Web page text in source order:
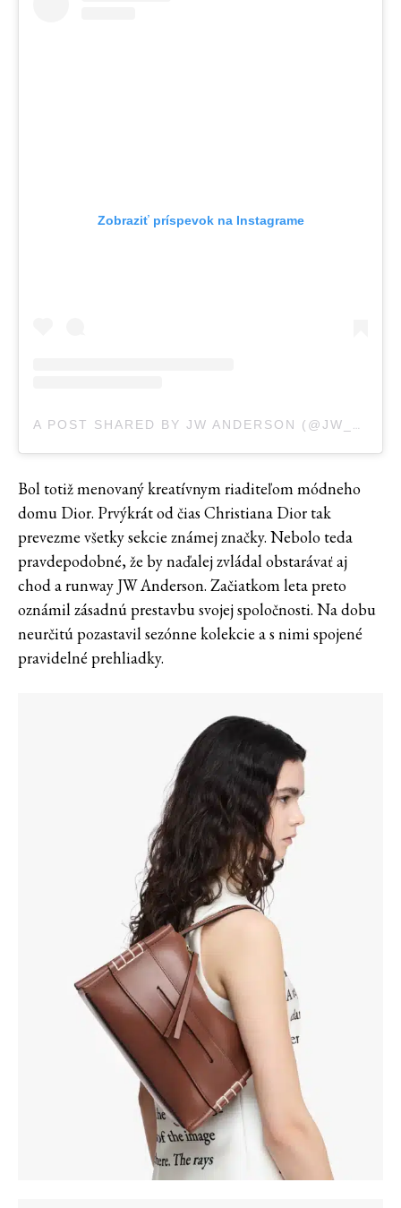
Zobraziť príspevok na Instagrame
A POST SHARED BY JW ANDERSON (@JW_ANDERSON)
Bol totiž menovaný kreatívnym riaditeľom módneho
domu Dior. Prvýkrát od čias Christiana Dior tak
prevezme všetky sekcie známej značky. Nebolo teda
pravdepodobné, že by naďalej zvládal obstarávať aj
chod a runway JW Anderson. Začiatkom leta preto
oznámil zásadnú prestavbu svojej spoločnosti. Na dobu
neurčitú pozastavil sezónne kolekcie a s nimi spojené
pravidelné prehliadky.